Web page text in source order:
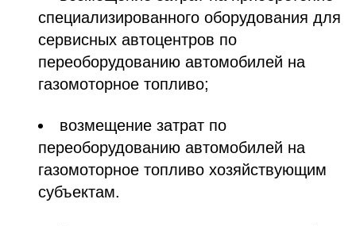
специализированного оборудования для
сервисных автоцентров по
переоборудованию автомобилей на
газомоторное топливо;
возмещение затрат по
переоборудованию автомобилей на
газомоторное топливо хозяйствующим
субъектам.